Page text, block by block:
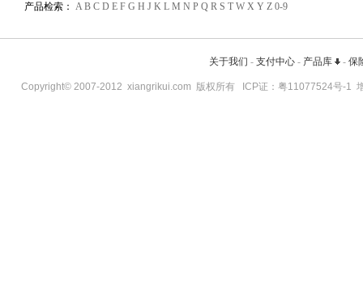
产品检索： A B C D E F G H J K L M N P Q R S T W X Y Z 0-9
关于我们 - 支付中心- 产品库 - 保
Copyright© 2007-2012 xiangrikui.com 版权所有 ICP证： 粤11077524号-1